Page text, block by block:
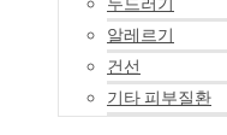
알레르기
건선
기타 피부질환